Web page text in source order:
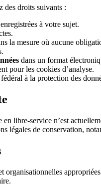
des droits suivants :
à votre sujet.
la mesure où aucune
dans un format
pour les cookies d’analyse.
à la protection des
libre-service n’est
légales de conservation,
organisationnelles